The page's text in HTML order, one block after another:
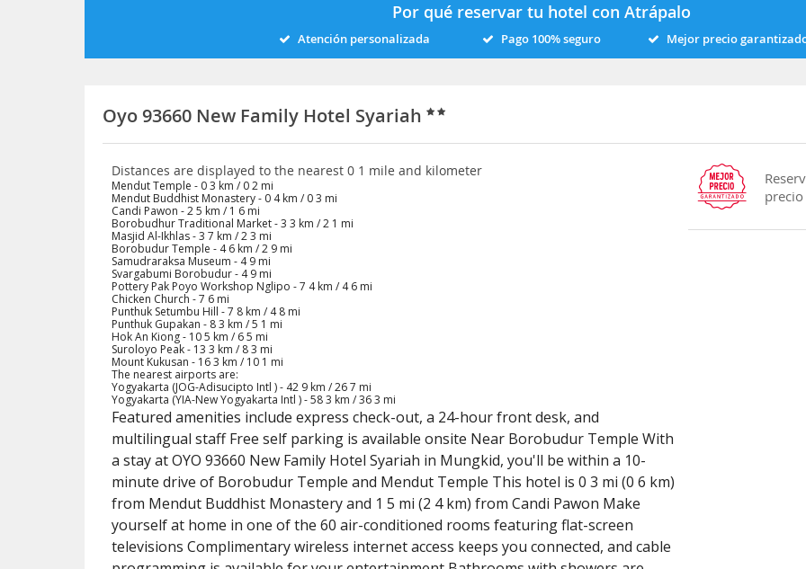
Por qué reservar tu hotel con Atrápalo
Atención personalizada Pago 100% seguro Mejor precio
Oyo 93660 New Family Hotel Syariah
Distances are displayed to the nearest 0 1 mile and kilometer
Mendut Temple - 0 3 km / 0 2 mi
Mendut Buddhist Monastery - 0 4 km / 0 3 mi
Candi Pawon - 2 5 km / 1 6 mi
Borobudhur Traditional Market - 3 3 km / 2 1 mi
Masjid Al-Ikhlas - 3 7 km / 2 3 mi
Borobudur Temple - 4 6 km / 2 9 mi
Samudraraksa Museum - 4 9 mi
Svargabumi Borobudur - 4 9 mi
Pottery Pak Poyo Workshop Nglipo - 7 4 km / 4 6 mi
Chicken Church - 7 6 mi
Punthuk Setumbu Hill - 7 8 km / 4 8 mi
Punthuk Gupakan - 8 3 km / 5 1 mi
Hok An Kiong - 10 5 km / 6 5 mi
Suroloyo Peak - 13 3 km / 8 3 mi
Mount Kukusan - 16 3 km / 10 1 mi
The nearest airports are:
Yogyakarta (JOG-Adisucipto Intl ) - 42 9 km / 26 7 mi
Yogyakarta (YIA-New Yogyakarta Intl ) - 58 3 km / 36 3 mi
Featured amenities include express check-out, a 24-hour front desk, and
multilingual staff Free self parking is available onsite Near Borobudur Temple With
a stay at OYO 93660 New Family Hotel Syariah in Mungkid, you'll be within a 10-
minute drive of Borobudur Temple and Mendut Temple This hotel is 0 3 mi (0 6 km)
from Mendut Buddhist Monastery and 1 5 mi (2 4 km) from Candi Pawon Make
yourself at home in one of the 60 air-conditioned rooms featuring flat-screen
televisions Complimentary wireless internet access keeps you connected, and cable